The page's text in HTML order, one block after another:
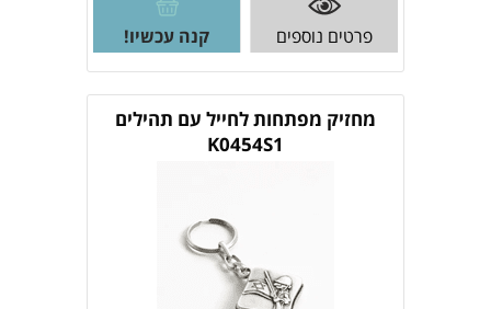
פרטים נוספים קנה עכשיו!
מחזיק מפתחות לחייל עם תהילים
K0454S1